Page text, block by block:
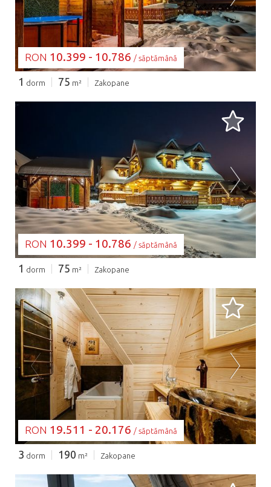
RON 10.399 - 10.786 / săptămână
1 dorm 75 m² Zakopane
SE ÎNCARCĂ...
RON 10.399 - 10.786 / săptămână
1 dorm 75 m² Zakopane
SE ÎNCARCĂ...
RON 19.511 - 20.176 / săptămână
3 dorm 190 m² Zakopane